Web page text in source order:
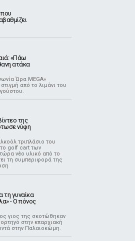
«Πάω
ατάκα
Ώρα MEGA»
από το λιμάνι του
της
νύφη
τριπλάσιο του
golf cart των
νέο υλικό από το
τη συμπεριφορά της
τη γυναίκα
- Ο πόνος
γιος της σκοτώθηκαν
στην επαρχιακή
στην Παλαιοκώμη.